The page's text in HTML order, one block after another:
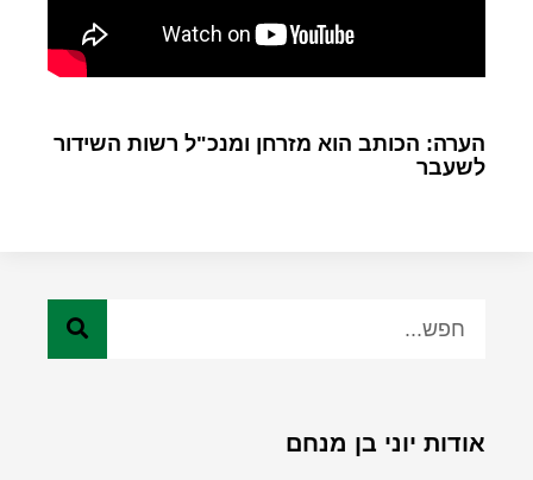
הערה: הכותב הוא מזרחן ומנכ"ל רשות השידור
לשעבר
אודות יוני בן מנחם